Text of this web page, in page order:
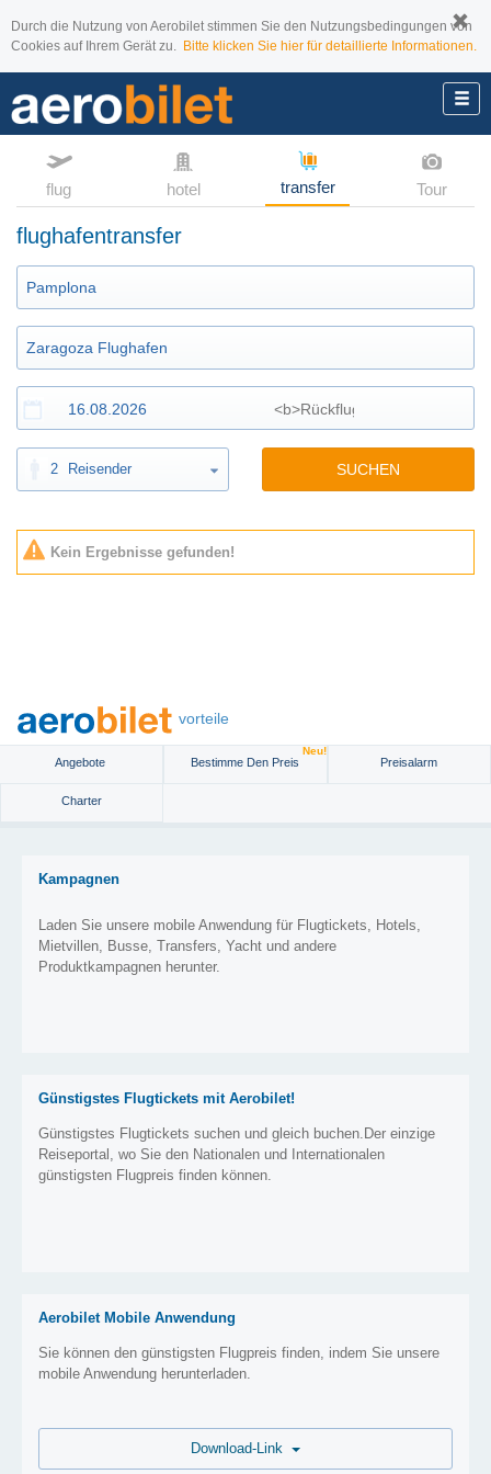
Durch die Nutzung von Aerobilet stimmen Sie den Nutzungsbedingungen von
Cookies auf Ihrem Gerät zu. Bitte klicken Sie hier für detaillierte Informationen.
flug hotel transfer Tour
flughafentransfer
2 Reisender SUCHEN
Kein Ergebnisse gefunden!
vorteile
Angebote Bestimme Den Preis
Neu!
Preisalarm
Charter
Kampagnen
Laden Sie unsere mobile Anwendung für Flugtickets, Hotels,
Mietvillen, Busse, Transfers, Yacht und andere
Produktkampagnen herunter.
Günstigstes Flugtickets mit Aerobilet!
Günstigstes Flugtickets suchen und gleich buchen.Der einzige
Reiseportal, wo Sie den Nationalen und Internationalen
günstigsten Flugpreis finden können.
Aerobilet Mobile Anwendung
Sie können den günstigsten Flugpreis finden, indem Sie unsere
mobile Anwendung herunterladen.